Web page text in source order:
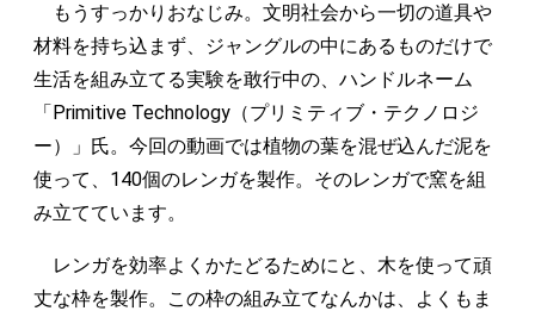
もうすっかりおなじみ。文明社会から一切の道具や
材料を持ち込まず、ジャングルの中にあるものだけで
生活を組み立てる実験を敢行中の、ハンドルネーム
「Primitive Technology（プリミティブ・テクノロジ
ー）」氏。今回の動画では植物の葉を混ぜ込んだ泥を
使って、140個のレンガを製作。そのレンガで窯を組
み立てています。
レンガを効率よくかたどるためにと、木を使って頑
丈な枠を製作。この枠の組み立てなんかは、よくもま